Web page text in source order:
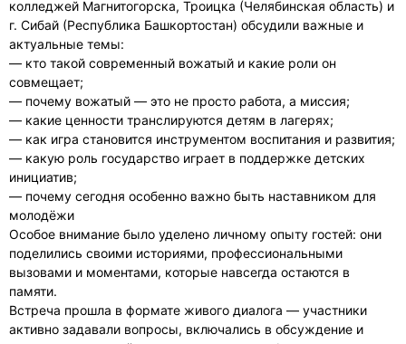
колледжей Магнитогорска, Троицка (Челябинская область) и
г. Сибай (Республика Башкортостан) обсудили важные и
актуальные темы:
— кто такой современный вожатый и какие роли он
совмещает;
— почему вожатый — это не просто работа, а миссия;
— какие ценности транслируются детям в лагерях;
— как игра становится инструментом воспитания и развития;
— какую роль государство играет в поддержке детских
инициатив;
— почему сегодня особенно важно быть наставником для
молодёжи
Особое внимание было уделено личному опыту гостей: они
поделились своими историями, профессиональными
вызовами и моментами, которые навсегда остаются в
памяти.
Встреча прошла в формате живого диалога — участники
активно задавали вопросы, включались в обсуждение и